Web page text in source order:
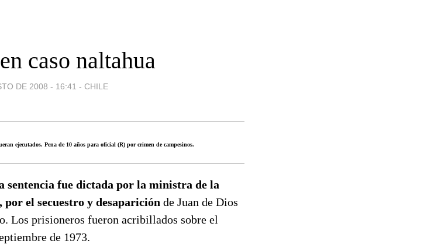
caso naltahua
DE 2008 - 16:41 - CHILE
ejecutados. Pena de 10 años para oficial (R) por crimen de campesinos.
sentencia fue dictada por la ministra de la
el secuestro y desaparición de Juan de Dios
Los prisioneros fueron acribillados sobre el
de 1973.